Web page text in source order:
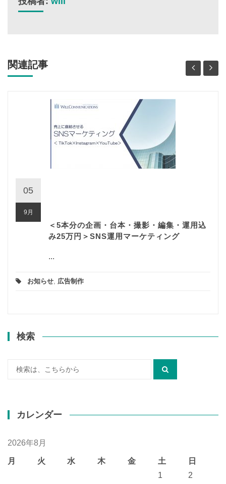
関連記事
05
9月
＜5本分の企画・台本・撮影・編集・運用込
み25万円＞SNS運用マーケティング
...
お知らせ, 広告制作
検索
カレンダー
2026年8月
月 火 水 木 金 土 日
1
2